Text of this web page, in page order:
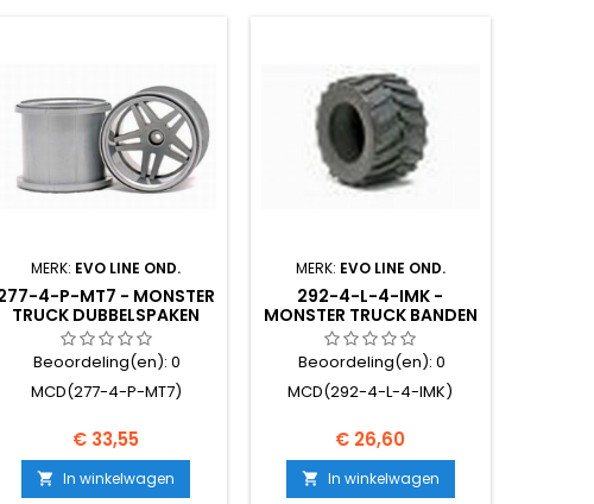
MERK: EVO LINE OND.
4-P-MT7 - MONSTER
TRUCK DUBBELSPAKEN
VELG 2ST.
Beoordeling(en):0
MCD(277-4-P-MT7)
Prijs
€ 33,55
 In winkelwagen
MERK: EVO LINE OND.
292-4-L-4-IMK -
MONSTER TRUCK BANDEN
128/210-4.5 WHITESPOT
Beoordeling(en): 0
MCD(292-4-L-4-IMK)
Prijs
€ 26,60
 In winkelwagen